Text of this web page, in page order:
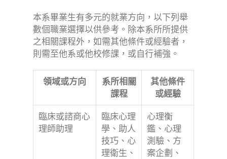
本系畢業生有多元的就業方向，以下列舉
數個職業選擇以供參考。除本系所所提供
之相關課程外，如需其他條件或經驗者，
則需至他系或他校修課，或自行補強。
領域或方向
系所相關
課程
其他條件
或經驗
臨床或諮商心
理師助理
臨床心理
學、助人
技巧、心
理衛生、
心理衡
鑑、心理
測驗、方
案企劃、